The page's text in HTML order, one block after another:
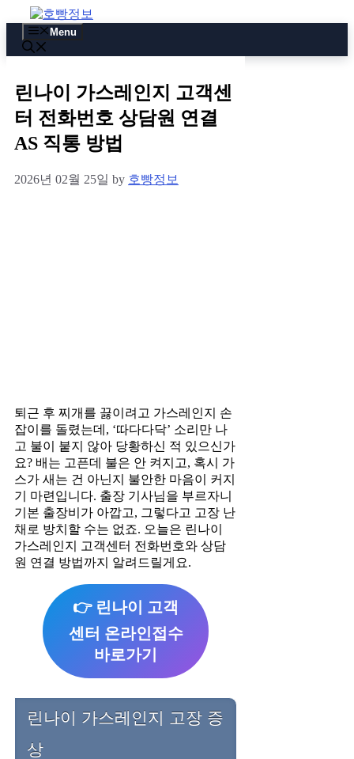
to
content
Menu
린나이 가스레인지 고객센
터 전화번호 상담원 연결
AS 직통 방법
2026년 02월 25일 by 호빵정보
퇴근 후 찌개를 끓이려고 가스레인지 손
잡이를 돌렸는데, ‘따다다닥’ 소리만 나
고 불이 붙지 않아 당황하신 적 있으신가
요? 배는 고픈데 불은 안 켜지고, 혹시 가
스가 새는 건 아닌지 불안한 마음이 커지
기 마련입니다. 출장 기사님을 부르자니
기본 출장비가 아깝고, 그렇다고 고장 난
채로 방치할 수는 없죠. 오늘은 린나이
가스레인지 고객센터 전화번호와 상담
원 연결 방법까지 알려드릴게요.
👉 린나이 고객
센터 온라인접수
바로가기
린나이 가스레인지 고장 증
상